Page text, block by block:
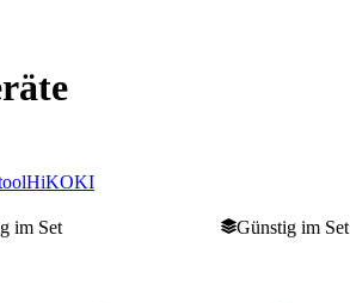
HiKOKI
im Set Günstig im Set